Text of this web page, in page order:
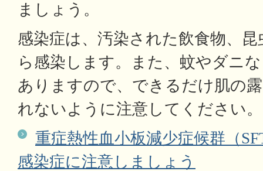
ましょう。
感染症は、汚染された飲食物、
ら感染します。また、蚊やダニ
ありますので、できるだけ肌の
れないように注意してください
重症熱性血小板減少症候群（
感染症に注意しましょう